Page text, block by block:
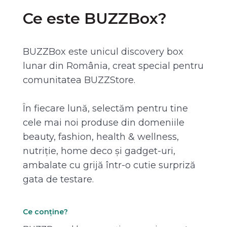
Ce este BUZZBox?
BUZZBox este unicul discovery box
lunar din România, creat special pentru
comunitatea BUZZStore.
În fiecare lună, selectăm pentru tine
cele mai noi produse din domeniile
beauty, fashion, health & wellness,
nutriție, home deco și gadget-uri,
ambalate cu grijă într-o cutie surpriză
gata de testare.
Ce conține?